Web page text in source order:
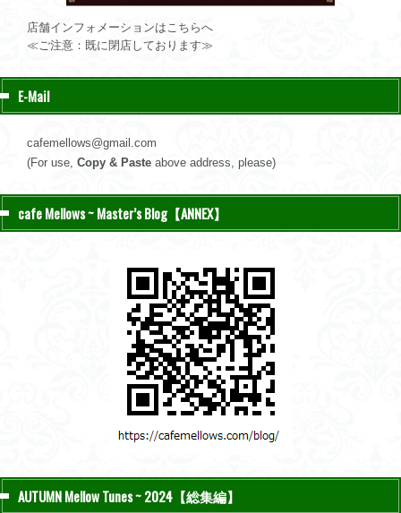
店舗インフォメーションはこちらへ
≪ご注意：既に閉店しております≫
E-Mail
cafemellows@gmail.com
(For use, Copy & Paste above address, please)
cafe Mellows ~ Master’s Blog【ANNEX】
AUTUMN Mellow Tunes ~ 2024【総集編】